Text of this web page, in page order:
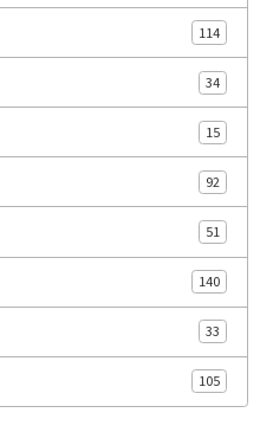
114
34
15
92
51
140
33
105